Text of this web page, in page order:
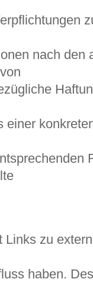
nach den
einer
Links zu
haben.